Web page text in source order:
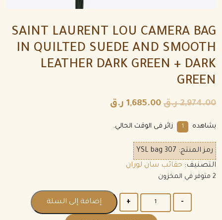
SAINT LAURENT LOU CAMERA BAG
IN QUILTED SUEDE AND SMOOTH
LEATHER DARK GREEN + DARK
GREEN
2,974.00 ر.ق 1,685.00 ر.ق
يشاهده 10 زائر فى الوقت الحالي.
رمز المنتج: YSL bag 307
التصنيف: حقائب سان لوران
2 متوفر في المخزون
إضافة إلى السلة